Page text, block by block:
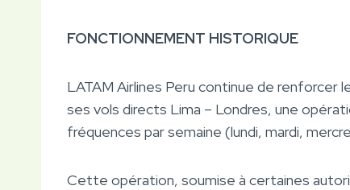
FONCTIONNEMENT HISTORIQUE
LATAM Airlines Peru continue de renforcer
ses vols directs Lima – Londres, une
fréquences par semaine (lundi, mardi,
Cette opération, soumise à certaines